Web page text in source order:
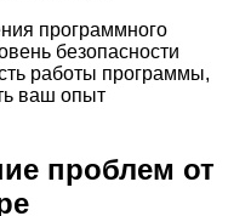
программного
безопасности
работы программы,
ваш опыт
проблем от